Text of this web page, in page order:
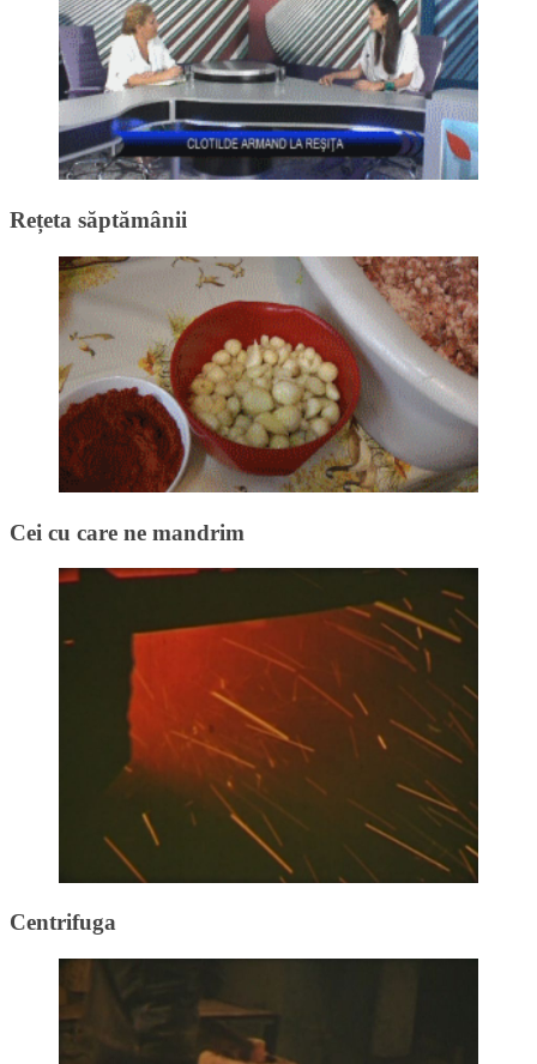
Rețeta săptămânii
Cei cu care ne mandrim
Centrifuga